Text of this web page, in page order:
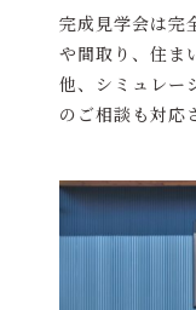
完成見学会は完
や間取り、住ま
他、シミュレー
のご相談も対応